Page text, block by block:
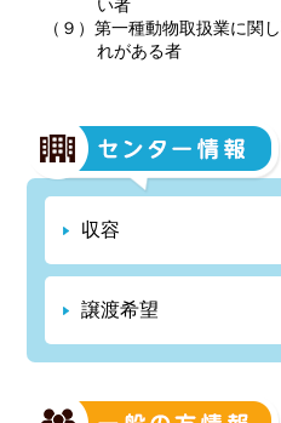
い者
（９）第一種動物取扱業に関
れがある者
収容
譲渡希望